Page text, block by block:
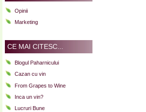
Opinii
Marketing
CE MAI CITESC...
Blogul Paharnicului
Cazan cu vin
From Grapes to Wine
Inca un vin?
Lucruri Bune